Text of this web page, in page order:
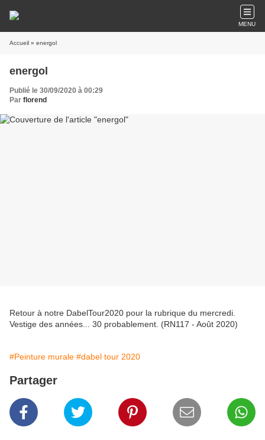
MENU
Accueil » energol
energol
Publié le 30/09/2020 à 00:29
Par florend
Retour à notre DabelTour2020 pour la rubrique du mercredi.
Vestige des années... 30 probablement. (RN117 - Août 2020)
#Peinture murale #dabel tour 2020
Partager